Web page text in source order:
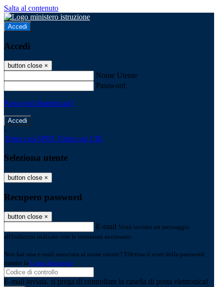
Salta al contenuto
Accedi
Accedi
button close ×
Nome Utente
Password
Password dimenticata?
-
Entra con SPID Entra con CIE
Seleziona utente
button close ×
Recupero password
button close ×
E-mail Verrà inviato un messaggio
all'indirizzo indicato con le istruzioni necessarie.
Non hai una e-mail associata al nome utente? Effettua il reset della password
tramite la Login Spaggiari
E-mail inviata, si prega di controllare la casella di posta elettronica!